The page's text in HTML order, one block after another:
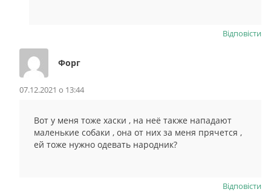
Відповіcти
Форг
07.12.2021 о 13:44
Вот у меня тоже хаски , на неё также нападают
маленькие собаки , она от них за меня прячется ,
ей тоже нужно одевать народник?
Відповіcти